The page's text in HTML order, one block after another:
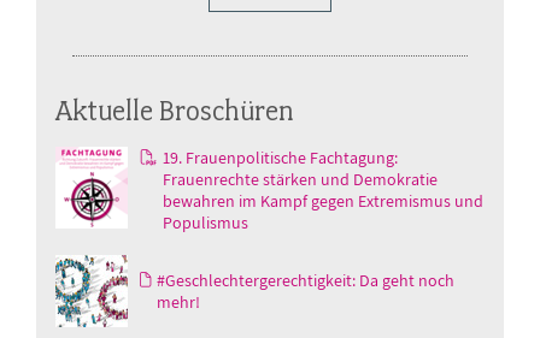
Aktuelle Broschüren
19. Frauenpolitische Fachtagung:
Frauenrechte stärken und Demokratie
bewahren im Kampf gegen Extremismus und
Populismus
#Geschlechtergerechtigkeit: Da geht noch
mehr!